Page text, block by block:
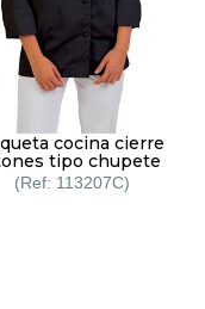
cocina cierre
tipo chupete
113207C